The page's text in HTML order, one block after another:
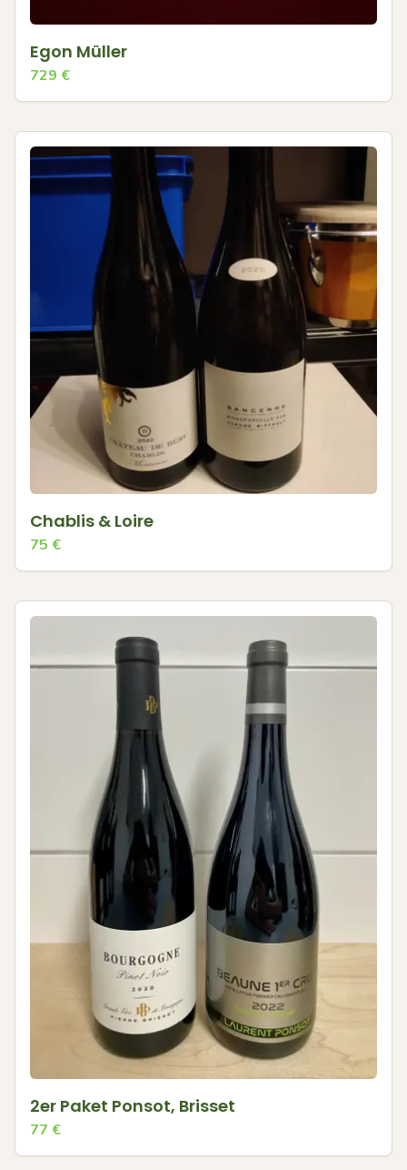
Egon Müller
729 €
Chablis & Loire
75 €
2er Paket Ponsot, Brisset
77 €